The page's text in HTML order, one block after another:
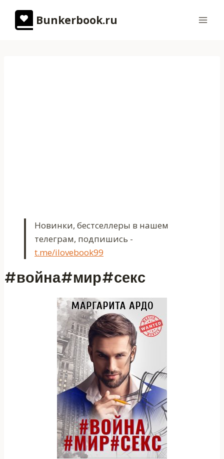
содержимому
Bunkerbook.ru
Новинки, бестселлеры в нашем
телеграм, подпишись -
t.me/ilovebook99
#война#мир#секс